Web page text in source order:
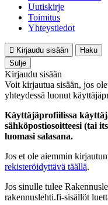
Uutiskirje
Toimitus
Yhteystiedot
Kirjaudu sisään
Haku
Sulje
Kirjaudu sisään
Voit kirjautua sisään, jos
yhteydessä luonut
Käyttäjäprofiilissa
sähköpostiosoitteesi (tai
luomasi salasana.
Jos et ole aiemmin
rekisteröidyttävä täällä.
Jos sinulle tulee
rakennuslehti.fi-sisällöt